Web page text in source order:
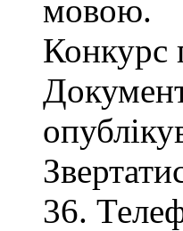
мовою.
Конкурс
36.